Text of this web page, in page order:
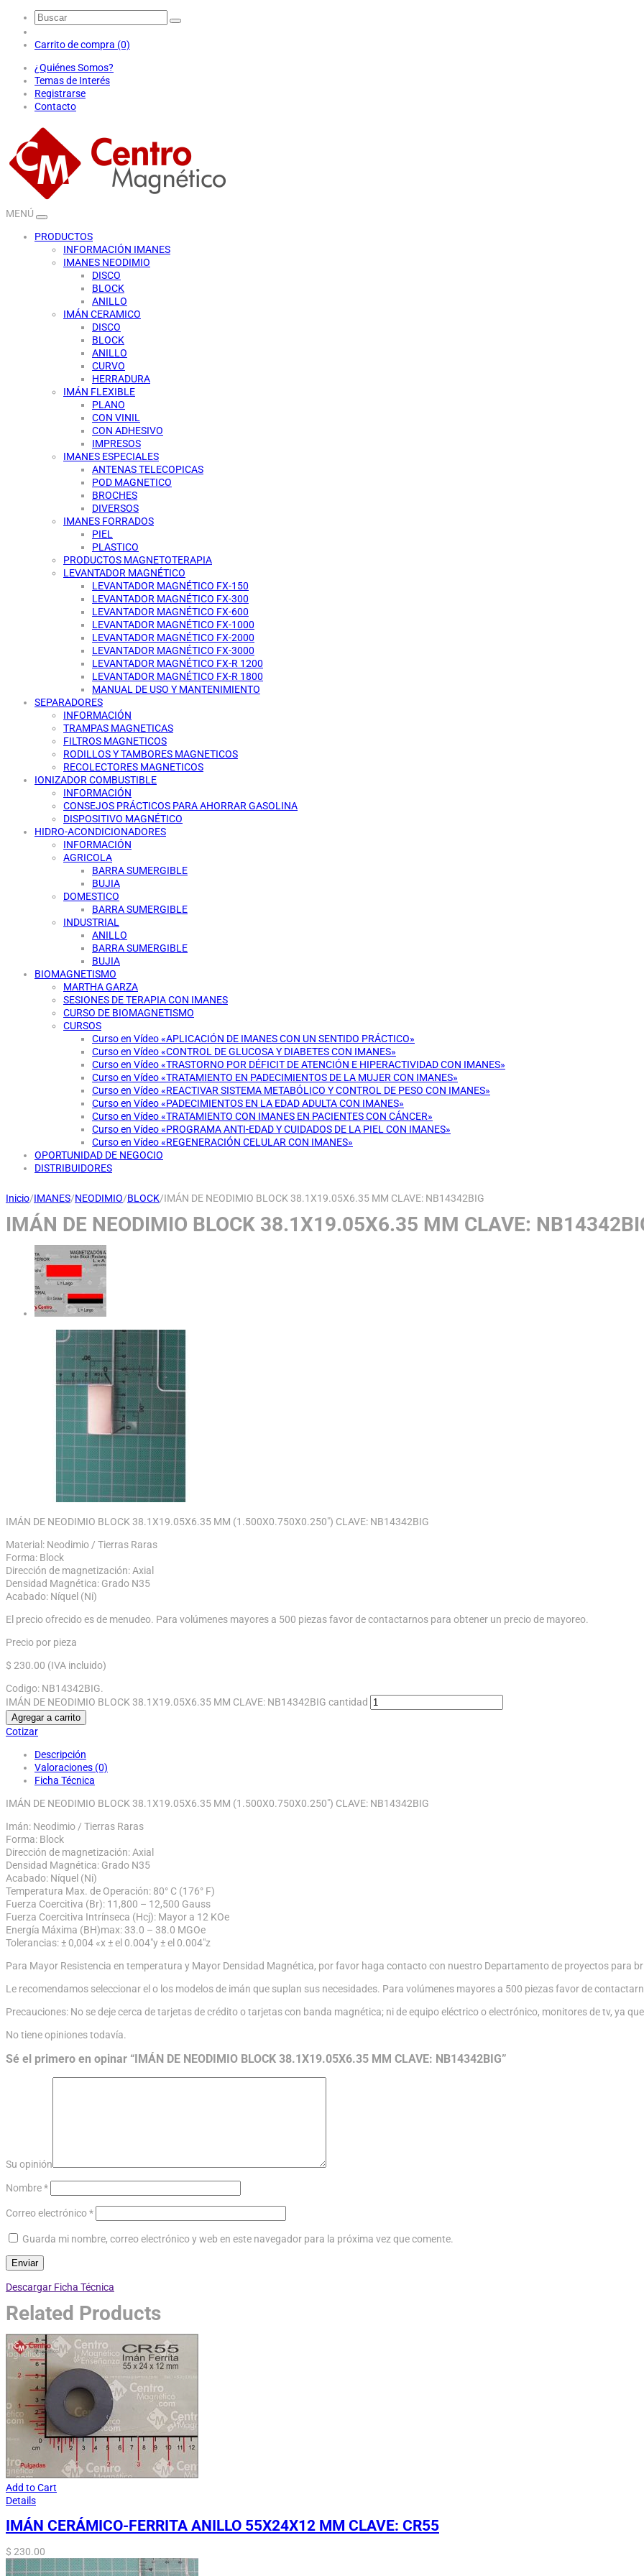
Carrito de compra (0)
¿Quiénes Somos?
Temas de Interés
Registrarse
Contacto
MENÚ
PRODUCTOS
INFORMACIÓN IMANES
IMANES NEODIMIO
DISCO
BLOCK
ANILLO
IMÁN CERAMICO
DISCO
BLOCK
ANILLO
CURVO
HERRADURA
IMÁN FLEXIBLE
PLANO
CON VINIL
CON ADHESIVO
IMPRESOS
IMANES ESPECIALES
ANTENAS TELECOPICAS
POD MAGNETICO
BROCHES
DIVERSOS
IMANES FORRADOS
PIEL
PLASTICO
PRODUCTOS MAGNETOTERAPIA
LEVANTADOR MAGNÉTICO
LEVANTADOR MAGNÉTICO FX-150
LEVANTADOR MAGNÉTICO FX-300
LEVANTADOR MAGNÉTICO FX-600
LEVANTADOR MAGNÉTICO FX-1000
LEVANTADOR MAGNÉTICO FX-2000
LEVANTADOR MAGNÉTICO FX-3000
LEVANTADOR MAGNÉTICO FX-R 1200
LEVANTADOR MAGNÉTICO FX-R 1800
MANUAL DE USO Y MANTENIMIENTO
SEPARADORES
INFORMACIÓN
TRAMPAS MAGNETICAS
FILTROS MAGNETICOS
RODILLOS Y TAMBORES MAGNETICOS
RECOLECTORES MAGNETICOS
IONIZADOR COMBUSTIBLE
INFORMACIÓN
CONSEJOS PRÁCTICOS PARA AHORRAR GASOLINA
DISPOSITIVO MAGNÉTICO
HIDRO-ACONDICIONADORES
INFORMACIÓN
AGRICOLA
BARRA SUMERGIBLE
BUJIA
DOMESTICO
BARRA SUMERGIBLE
INDUSTRIAL
ANILLO
BARRA SUMERGIBLE
BUJIA
BIOMAGNETISMO
MARTHA GARZA
SESIONES DE TERAPIA CON IMANES
CURSO DE BIOMAGNETISMO
CURSOS
Curso en Vídeo «APLICACIÓN DE IMANES CON UN SENTIDO PRÁCTICO»
Curso en Vídeo «CONTROL DE GLUCOSA Y DIABETES CON IMANES»
Curso en Vídeo «TRASTORNO POR DÉFICIT DE ATENCIÓN E HIPERACTIVIDAD CON IMANES»
Curso en Vídeo «TRATAMIENTO EN PADECIMIENTOS DE LA MUJER CON IMANES»
Curso en Vídeo «REACTIVAR SISTEMA METABÓLICO Y CONTROL DE PESO CON IMANES»
Curso en Vídeo «PADECIMIENTOS EN LA EDAD ADULTA CON IMANES»
Curso en Vídeo «TRATAMIENTO CON IMANES EN PACIENTES CON CÁNCER»
Curso en Vídeo «PROGRAMA ANTI-EDAD Y CUIDADOS DE LA PIEL CON IMANES»
Curso en Vídeo «REGENERACIÓN CELULAR CON IMANES»
OPORTUNIDAD DE NEGOCIO
DISTRIBUIDORES
Inicio/IMANES/NEODIMIO/BLOCK/IMÁN DE NEODIMIO BLOCK 38.1X19.05X6.35 MM CLAVE: NB14342BIG
IMÁN DE NEODIMIO BLOCK 38.1X19.05X6.35 MM CLAVE:
IMÁN DE NEODIMIO BLOCK 38.1X19.05X6.35 MM (1.500X0.750X0.250″) CLAVE: NB14342BIG
Material: Neodimio / Tierras Raras
Forma: Block
Dirección de magnetización: Axial
Densidad Magnética: Grado N35
Acabado: Níquel (Ni)
El precio ofrecido es de menudeo. Para volúmenes mayores a 500 piezas favor de contactarnos para obtener un precio de mayoreo.
Precio por pieza
$ 230.00 (IVA incluido)
Codigo: NB14342BIG.
IMÁN DE NEODIMIO BLOCK 38.1X19.05X6.35 MM CLAVE: NB14342BIG cantidad
Agregar a carrito
Cotizar
Descripción
Valoraciones (0)
Ficha Técnica
IMÁN DE NEODIMIO BLOCK 38.1X19.05X6.35 MM (1.500X0.750X0.250″) CLAVE: NB14342BIG
Imán: Neodimio / Tierras Raras
Forma: Block
Dirección de magnetización: Axial
Densidad Magnética: Grado N35
Acabado: Níquel (Ni)
Temperatura Max. de Operación: 80° C (176° F)
Fuerza Coercitiva (Br): 11,800 – 12,500 Gauss
Fuerza Coercitiva Intrínseca (Hcj): Mayor a 12 KOe
Energía Máxima (BH)max: 33.0 – 38.0 MGOe
Tolerancias: ± 0,004 «x ± el 0.004″y ± el 0.004″z
Para Mayor Resistencia en temperatura y Mayor Densidad Magnética, por favor haga contacto con nuestro Departamento de proyectos para
Le recomendamos seleccionar el o los modelos de imán que suplan sus necesidades. Para volúmenes mayores a 500 piezas favor de
Precauciones: No se deje cerca de tarjetas de crédito o tarjetas con banda magnética; ni de equipo eléctrico o electrónico, monitores de tv, ya
No tiene opiniones todavía.
Sé el primero en opinar “IMÁN DE NEODIMIO BLOCK 38.1X19.05X6.35 MM CLAVE: NB14342BIG”
Su opinión
Nombre*
Correo electrónico*
Guarda mi nombre, correo electrónico y web en este navegador para la próxima vez que comente.
Descargar Ficha Técnica
Related Products
Add to Cart
Details
IMÁN CERÁMICO-FERRITA ANILLO 55X24X12 MM CLAVE: CR55
$ 230.00